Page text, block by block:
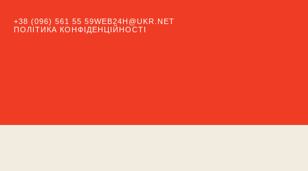
+38 (096) 561 55 59WEB24H@UKR.NET
ПОЛІТИКА КОНФІДЕНЦІЙНОСТІ